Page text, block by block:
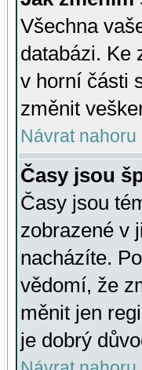
Všechna
databázi. Ke
v horní části
změnit
Návrat nahoru
Časy jsou
Časy jsou
zobrazené v
nacházíte.
vědomí, že
měnit jen
je dobrý